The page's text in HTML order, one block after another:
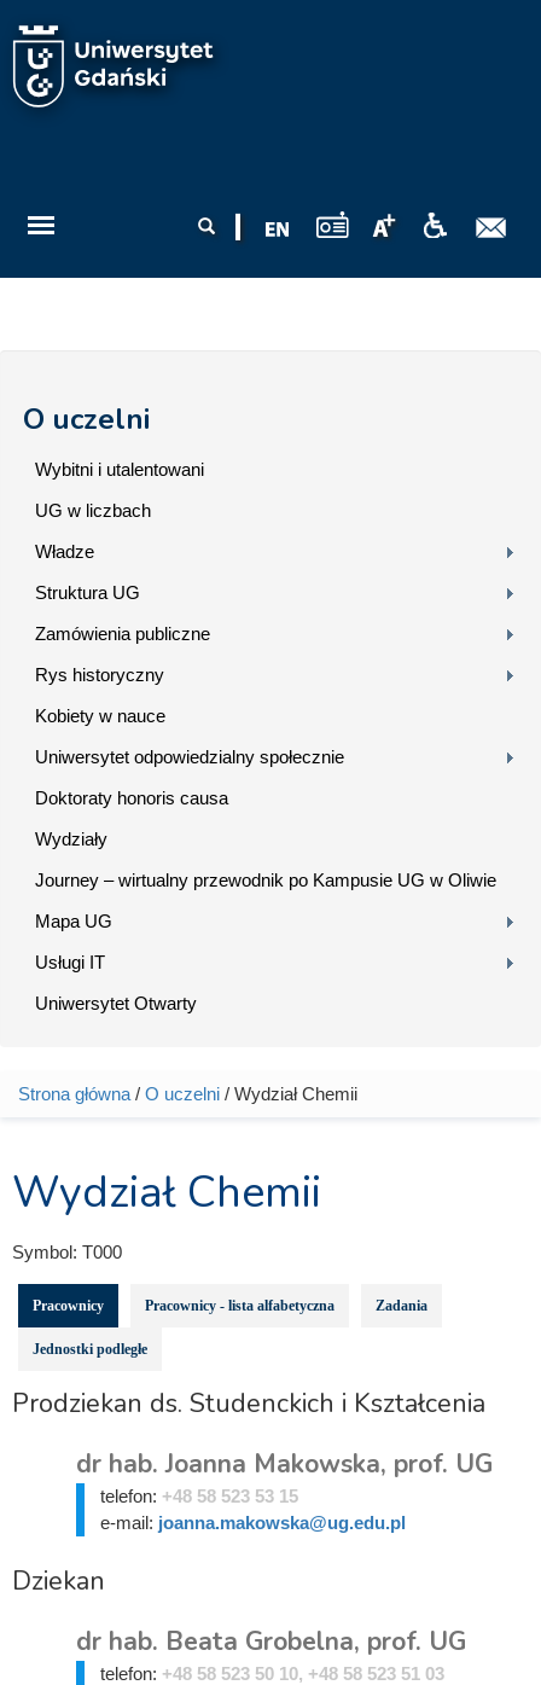
wyszukiwania
O uczelni
Wybitni i utalentowani
UG w liczbach
Władze
Struktura UG
Zamówienia publiczne
Rys historyczny
Kobiety w nauce
Uniwersytet odpowiedzialny społecznie
Doktoraty honoris causa
Wydziały
Journey – wirtualny przewodnik po Kampusie UG w Oliwie
Mapa UG
Usługi IT
Uniwersytet Otwarty
Jesteś tutaj
Strona główna / O uczelni / Wydział Chemii
Wydział Chemii
Symbol: T000
Pracownicy Pracownicy - lista alfabetyczna Zadania
Jednostki podległe
Prodziekan ds. Studenckich i Kształcenia
dr hab. Joanna Makowska, prof. UG
telefon: +48 58 523 53 15
e-mail: joanna.makowska@ug.edu.pl
Dziekan
dr hab. Beata Grobelna, prof. UG
telefon: +48 58 523 50 10, +48 58 523 51 03